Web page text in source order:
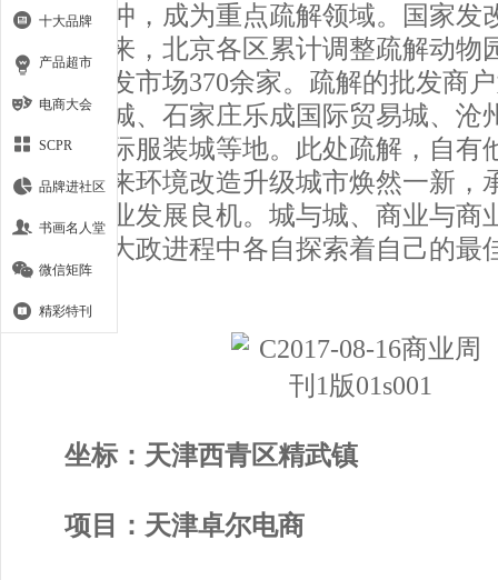
首当其冲，成为重点疏解领域。国家发
近三年来，北京各区累计调整疏解动物
意等批发市场370余家。疏解的批发商
尔电商城、石家庄乐成国际贸易城、沧
东贸国际服装城等地。此处疏解，自有
之地迎来环境改造升级城市焕然一新，
全新产业发展良机。城与城、商业与商
间，在大政进程中各自探索着自己的最
径。
坐标：天津西青区精武镇
项目：天津卓尔电商
十大品牌
产品超市
电商大会
SCPR
品牌进社区
书画名人堂
微信矩阵
精彩特刊